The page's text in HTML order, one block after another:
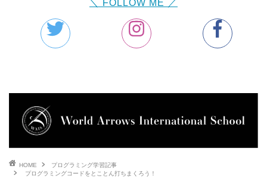
＼ FOLLOW ME ／
HOME
プログラミング学習記事
プログラミングコードをとことん打ちまくろう！